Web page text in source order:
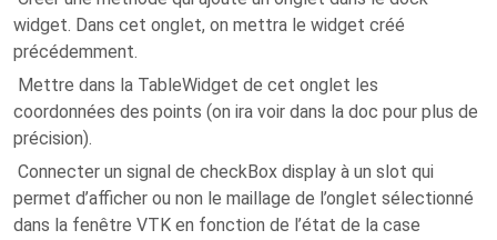
widget. Dans cet onglet, on mettra le widget créé
précédemment.
Mettre dans la TableWidget de cet onglet les
coordonnées des points (on ira voir dans la doc pour plus de
précision).
Connecter un signal de checkBox display à un slot qui
permet d’afficher ou non le maillage de l’onglet sélectionné
dans la fenêtre VTK en fonction de l’état de la case